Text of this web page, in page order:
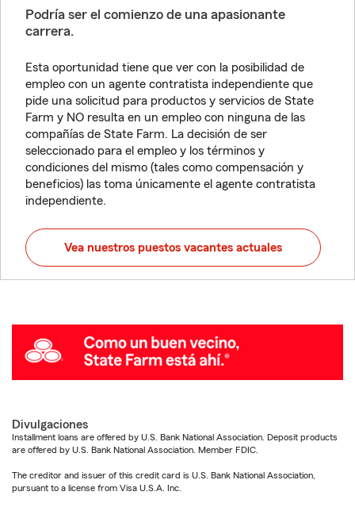
Podría ser el comienzo de una apasionante
carrera.
Esta oportunidad tiene que ver con la posibilidad de
empleo con un agente contratista independiente que
pide una solicitud para productos y servicios de State
Farm y NO resulta en un empleo con ninguna de las
compañías de State Farm. La decisión de ser
seleccionado para el empleo y los términos y
condiciones del mismo (tales como compensación y
beneficios) las toma únicamente el agente contratista
independiente.
Vea nuestros puestos vacantes actuales
Divulgaciones
Installment loans are offered by U.S. Bank National Association. Deposit products
are offered by U.S. Bank National Association. Member FDIC.
The creditor and issuer of this credit card is U.S. Bank National Association,
pursuant to a license from Visa U.S.A. Inc.